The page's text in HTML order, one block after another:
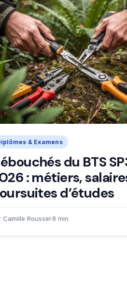
& Examens
du BTS
: métiers,
d’études
Camille Roussel·8 min